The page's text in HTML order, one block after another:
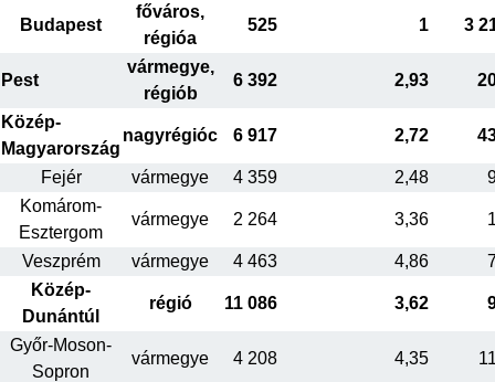
Budapest
főváros,
régióa
525 1 3
Pest
vármegye,
régiób
6 392 2,93
Közép-
Magyarország
nagyrégióc 6 917 2,72
Fejér vármegye 4 359 2,48
Komárom-
Esztergom
vármegye 2 264 3,36
Veszprém vármegye 4 463 4,86
Közép-
Dunántúl
régió 11 086 3,62
Győr-Moson-
Sopron
vármegye 4 208 4,35